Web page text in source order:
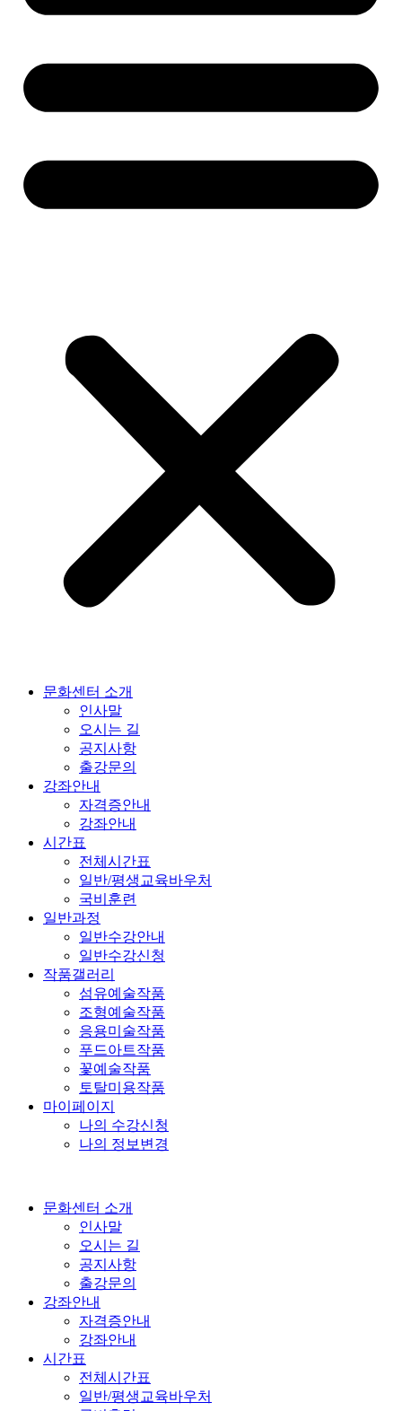
문화센터 소개
인사말
오시는 길
공지사항
출강문의
강좌안내
자격증안내
강좌안내
시간표
전체시간표
일반/평생교육바우처
국비훈련
일반과정
일반수강안내
일반수강신청
작품갤러리
섬유예술작품
조형예술작품
응용미술작품
푸드아트작품
꽃예술작품
토탈미용작품
마이페이지
나의 수강신청
나의 정보변경
문화센터 소개
인사말
오시는 길
공지사항
출강문의
강좌안내
자격증안내
강좌안내
시간표
전체시간표
일반/평생교육바우처